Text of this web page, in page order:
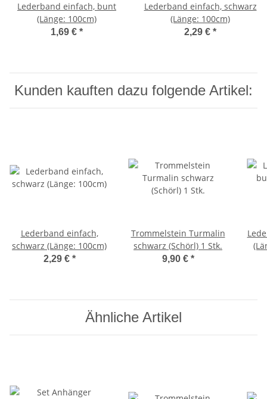
Lederband einfach, bunt
(Länge: 100cm)
1,69 € *
Lederband einfach, schwarz
(Länge: 100cm)
2,29 € *
Kunden kauften dazu folgende Artikel:
Lederband einfach,
schwarz (Länge: 100cm)
2,29 € *
Trommelstein Turmalin
schwarz (Schörl) 1 Stk.
9,90 € *
Ähnliche Artikel